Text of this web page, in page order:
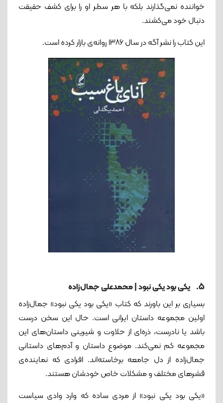
خواننده نمی‌گذارند بلکه با هر سطر او را برای کشف حقیقت
دنبال خود می‌کشند.
این کتاب را نشر آگه در سال ۱۳۸۶ روانه‌ی بازار کرده است.
5. یکی بود یکی نبود | محمدعلی جمال‌زاده
بسیاری بر این باورند که کتاب «یکی بود یکی نبود» جمال‌زاده
اولین مجموعه داستان‌ ایرانی است. حال این سخن درست
باشد یا نادرست، ذره‌ای از حلاوت و شیرینی داستان‌های این
مجموعه کم نمی‌کند. موضوع داستان و آدم‌های داستانی
جمال‌زاده از دل جامعه برخاسته‌اند. افرادی که نماینده‌ی
قشرهای مختلف و مشکلات خاص خودشان هستند.
«یکی بود یکی نبود» از مردی ساده که وارد وادی سیاست